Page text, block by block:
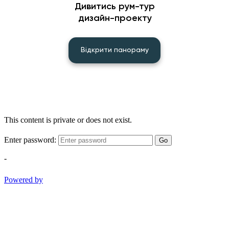
Дивитись рум-тур
дизайн-проекту
Відкрити панораму